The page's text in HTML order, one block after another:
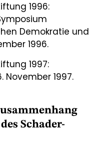
1996:
Demokratie und
1996.
1997:
November 1997.
Schader-